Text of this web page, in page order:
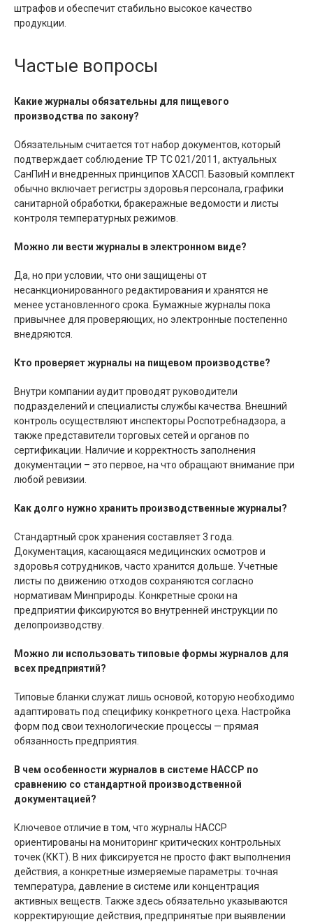
штрафов и обеспечит стабильно высокое качество
продукции.
Частые вопросы
Какие журналы обязательны для пищевого
производства по закону?
Обязательным считается тот набор документов, который
подтверждает соблюдение ТР ТС 021/2011, актуальных
СанПиН и внедренных принципов ХАССП. Базовый комплект
обычно включает регистры здоровья персонала, графики
санитарной обработки, бракеражные ведомости и листы
контроля температурных режимов.
Можно ли вести журналы в электронном виде?
Да, но при условии, что они защищены от
несанкционированного редактирования и хранятся не
менее установленного срока. Бумажные журналы пока
привычнее для проверяющих, но электронные постепенно
внедряются.
Кто проверяет журналы на пищевом производстве?
Внутри компании аудит проводят руководители
подразделений и специалисты службы качества. Внешний
контроль осуществляют инспекторы Роспотребнадзора, а
также представители торговых сетей и органов по
сертификации. Наличие и корректность заполнения
документации – это первое, на что обращают внимание при
любой ревизии.
Как долго нужно хранить производственные журналы?
Стандартный срок хранения составляет 3 года.
Документация, касающаяся медицинских осмотров и
здоровья сотрудников, часто хранится дольше. Учетные
листы по движению отходов сохраняются согласно
нормативам Минприроды. Конкретные сроки на
предприятии фиксируются во внутренней инструкции по
делопроизводству.
Можно ли использовать типовые формы журналов для
всех предприятий?
Типовые бланки служат лишь основой, которую необходимо
адаптировать под специфику конкретного цеха. Настройка
форм под свои технологические процессы — прямая
обязанность предприятия.
В чем особенности журналов в системе HACCP по
сравнению со стандартной производственной
документацией?
Ключевое отличие в том, что журналы HACCP
ориентированы на мониторинг критических контрольных
точек (ККТ). В них фиксируется не просто факт выполнения
действия, а конкретные измеряемые параметры: точная
температура, давление в системе или концентрация
активных веществ. Также здесь обязательно указываются
корректирующие действия, предпринятые при выявлении